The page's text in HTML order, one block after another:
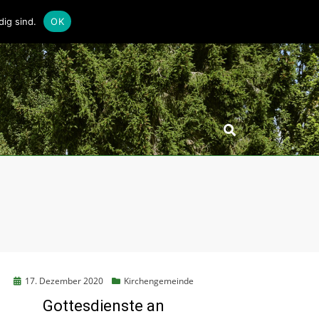
Posted17. Dezember 2020 Kirchengemeinde
Gottesdienste an
sind. OK